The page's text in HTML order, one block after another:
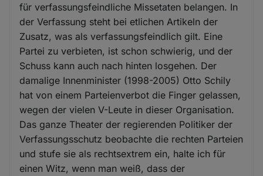
für verfassungsfeindliche Missetaten belangen. In
der Verfassung steht bei etlichen Artikeln der
Zusatz, was als verfassungsfeindlich gilt. Eine
Partei zu verbieten, ist schon schwierig, und der
Schuss kann auch nach hinten losgehen. Der
damalige Innenminister (1998-2005) Otto Schily
hat von einem Parteienverbot die Finger gelassen,
wegen der vielen V-Leute in dieser Organisation.
Das ganze Theater der regierenden Politiker der
Verfassungsschutz beobachte die rechten Parteien
und stufe sie als rechtsextrem ein, halte ich für
einen Witz, wenn man weiß, dass der